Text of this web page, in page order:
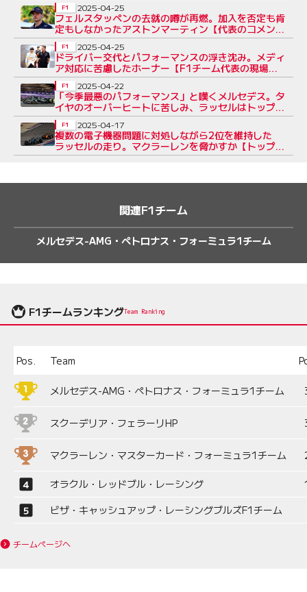
フェルスタッペンの去就の噂が再燃。加入を否定も肯
定もしなかったアストンマーティン【代表のコメント
裏事情】
F1 2025-04-25
ドライバー交代とパフォーマンスの浮き沈み。メディ
ア対応に苦慮したホーナー【F1チーム代表の現場事
情：レッドブル】
F1 2025-04-25
「今季最悪のパフォーマンス」と嘆くメルセデス。タ
イヤのオーバーヒートに苦しみ、ラッセルはトップ3
から脱落
F1 2025-04-22
複数の電子機器問題に対処しながら2位を維持した
ラッセルの走り。マクラーレンを脅かすか【トップ
チーム密着：メルセデス編】
F1 2025-04-17
関連F1チーム
メルセデス-AMG・ペトロナス・フォーミュラ1チーム
F1チームランキングTeam Ranking
Pos. Team
メルセデス-AMG・ペトロナス・フォーミュラ1チーム
スクーデリア・フェラーリHP
マクラーレン・マスターカード・フォーミュラ1チーム
オラクル・レッドブル・レーシング
ビザ・キャッシュアップ・レーシングブルズF1チーム
チームページへ